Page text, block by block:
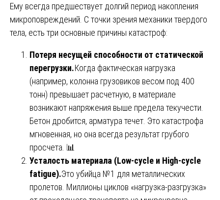
Ему всегда предшествует долгий период накопления
микроповреждений. С точки зрения механики твердого
тела, есть три основные причины катастроф:
Потеря несущей способности от статической
перегрузки.Когда фактическая нагрузка
(например, колонна грузовиков весом под 400
тонн) превышает расчетную, в материале
возникают напряжения выше предела текучести.
Бетон дробится, арматура течет. Это катастрофа
мгновенная, но она всегда результат грубого
просчета. 📊
Усталость материала (Low-cycle и High-cycle
fatigue).Это убийца №1 для металлических
пролетов. Миллионы циклов «нагрузка-разгрузка»